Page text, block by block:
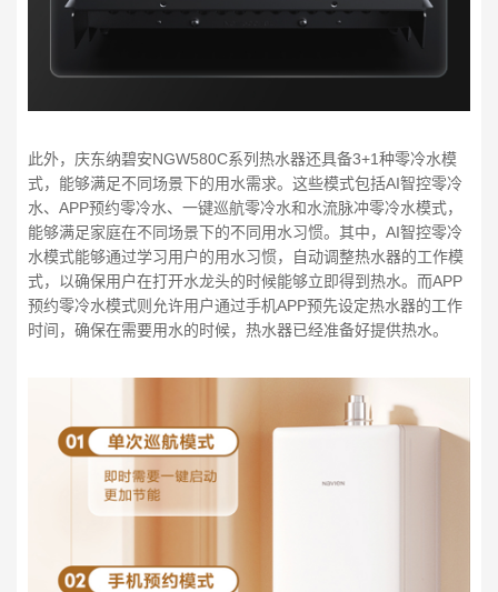
此外，庆东纳碧安NGW580C系列热水器还具备3+1种零冷水模
式，能够满足不同场景下的用水需求。这些模式包括AI智控零冷
水、APP预约零冷水、一键巡航零冷水和水流脉冲零冷水模式，
能够满足家庭在不同场景下的不同用水习惯。其中，AI智控零冷
水模式能够通过学习用户的用水习惯，自动调整热水器的工作模
式，以确保用户在打开水龙头的时候能够立即得到热水。而APP
预约零冷水模式则允许用户通过手机APP预先设定热水器的工作
时间，确保在需要用水的时候，热水器已经准备好提供热水。